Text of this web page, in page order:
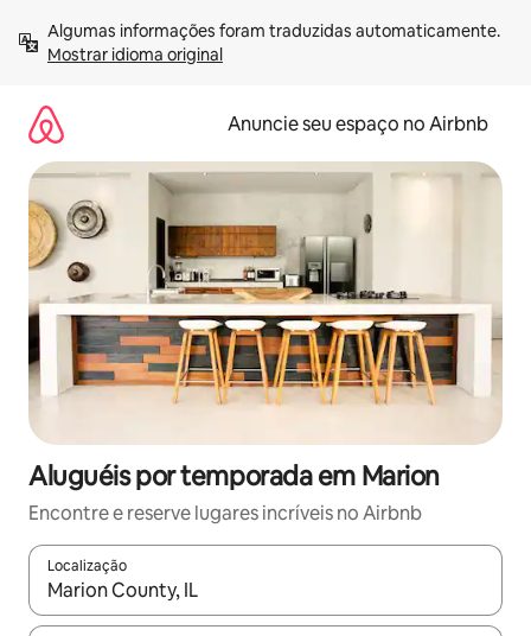
para
Mostrar idioma original
Anuncie seu espaço no Airbnb
Aluguéis por temporada em Marion
Encontre e reserve lugares incríveis no Airbnb
Localização
Quando os resultados estiverem disponíveis, explore-os